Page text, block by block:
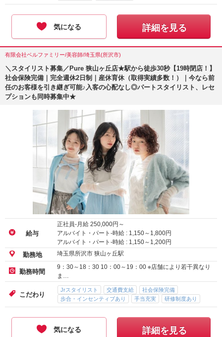
気になる 詳細を見る
有限会社ベルファミリー/美容師/埼玉県(所沢市)
＼スタイリスト募集／Pure 狭山ヶ丘店★駅から徒歩30秒【19時閉店！】
社会保険完備｜完全週休2日制｜産休育休（取得実績多数！）｜今なら前
任のお客様を引き継ぎ可能♪入客の心配なし◎パートスタイリスト、レセ
プションも同時募集中★
給与
正社員-月給 250,000円～
アルバイト・パート-時給 : 1,150～ 1,800円
アルバイト・パート-時給 : 1,150～ 1,200円
勤務地 埼玉県所沢市 狭山ヶ丘駅
勤務時間
9：30～18：30 10：00～19：00 ※店舗により若干異なり
ま…
こだわり
Jrスタイリスト 交通費支給
社会保険完備
歩合・インセンティブあり
手当充実 研修制度あり
気になる 詳細を見る